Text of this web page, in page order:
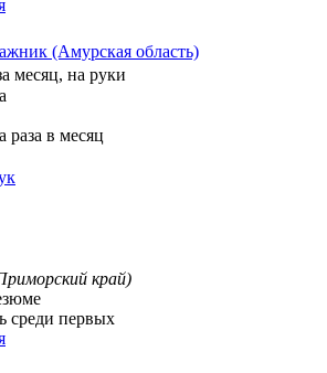
(Амурская область)
месяц, на руки
в месяц
край)
среди первых